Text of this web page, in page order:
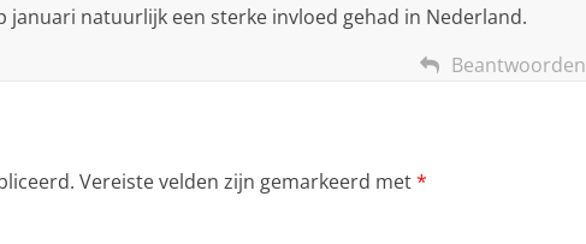
natuurlijk een sterke invloed gehad in Nederland.
Beantwoorden
Vereiste velden zijn gemarkeerd met*